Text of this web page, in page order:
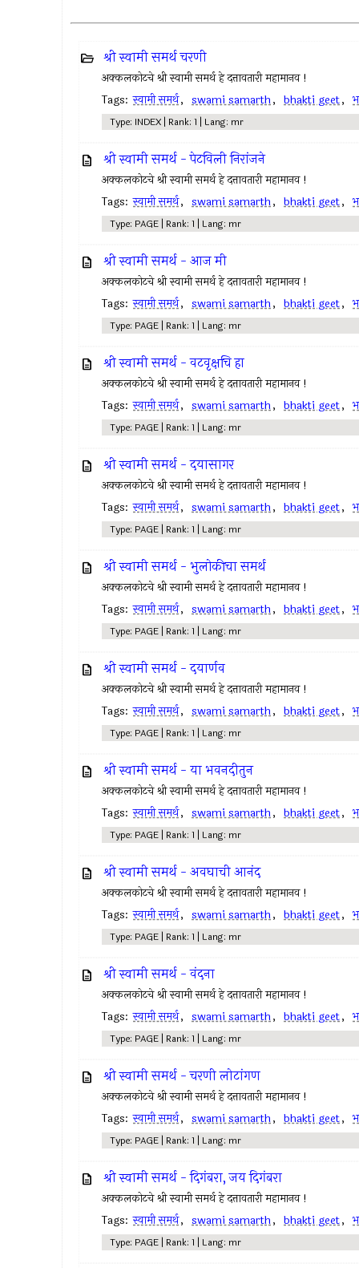
श्री स्वामी समर्थ चरणी
अक्कलकोटचे श्री स्वामी समर्थ हे दत्तावतारी महामानव !
Tags: स्वामी समर्थ, swami samarth, bhakti geet,
Type: INDEX | Rank: 1 | Lang: mr
श्री स्वामी समर्थ - पेटविली निरांजने
अक्कलकोटचे श्री स्वामी समर्थ हे दत्तावतारी महामानव !
Tags: स्वामी समर्थ, swami samarth, bhakti geet,
Type: PAGE | Rank: 1 | Lang: mr
श्री स्वामी समर्थ - आज मी
अक्कलकोटचे श्री स्वामी समर्थ हे दत्तावतारी महामानव !
Tags: स्वामी समर्थ, swami samarth, bhakti geet,
Type: PAGE | Rank: 1 | Lang: mr
श्री स्वामी समर्थ - वटवृक्षचि हा
अक्कलकोटचे श्री स्वामी समर्थ हे दत्तावतारी महामानव !
Tags: स्वामी समर्थ, swami samarth, bhakti geet,
Type: PAGE | Rank: 1 | Lang: mr
श्री स्वामी समर्थ - दयासागर
अक्कलकोटचे श्री स्वामी समर्थ हे दत्तावतारी महामानव !
Tags: स्वामी समर्थ, swami samarth, bhakti geet,
Type: PAGE | Rank: 1 | Lang: mr
श्री स्वामी समर्थ - भुलोकीचा समर्थ
अक्कलकोटचे श्री स्वामी समर्थ हे दत्तावतारी महामानव !
Tags: स्वामी समर्थ, swami samarth, bhakti geet,
Type: PAGE | Rank: 1 | Lang: mr
श्री स्वामी समर्थ - दयार्णव
अक्कलकोटचे श्री स्वामी समर्थ हे दत्तावतारी महामानव !
Tags: स्वामी समर्थ, swami samarth, bhakti geet,
Type: PAGE | Rank: 1 | Lang: mr
श्री स्वामी समर्थ - या भवनदीतुन
अक्कलकोटचे श्री स्वामी समर्थ हे दत्तावतारी महामानव !
Tags: स्वामी समर्थ, swami samarth, bhakti geet,
Type: PAGE | Rank: 1 | Lang: mr
श्री स्वामी समर्थ - अवघाची आनंद
अक्कलकोटचे श्री स्वामी समर्थ हे दत्तावतारी महामानव !
Tags: स्वामी समर्थ, swami samarth, bhakti geet,
Type: PAGE | Rank: 1 | Lang: mr
श्री स्वामी समर्थ - वंदना
अक्कलकोटचे श्री स्वामी समर्थ हे दत्तावतारी महामानव !
Tags: स्वामी समर्थ, swami samarth, bhakti geet,
Type: PAGE | Rank: 1 | Lang: mr
श्री स्वामी समर्थ - चरणी लोटांगण
अक्कलकोटचे श्री स्वामी समर्थ हे दत्तावतारी महामानव !
Tags: स्वामी समर्थ, swami samarth, bhakti geet,
Type: PAGE | Rank: 1 | Lang: mr
श्री स्वामी समर्थ - दिगंबरा, जय दिगंबरा
अक्कलकोटचे श्री स्वामी समर्थ हे दत्तावतारी महामानव !
Tags: स्वामी समर्थ, swami samarth, bhakti geet,
Type: PAGE | Rank: 1 | Lang: mr